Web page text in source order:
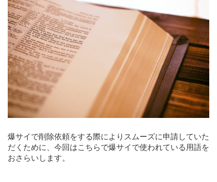
爆サイで削除依頼をする際によりスムーズに申請していた
だくために、今回はこちらで爆サイで使われている用語を
おさらいします。